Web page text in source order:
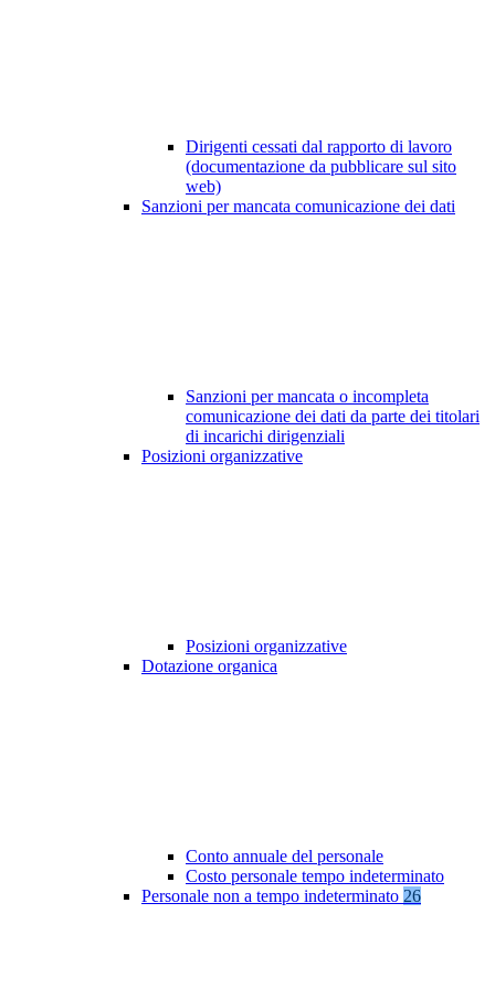
Dirigenti cessati dal rapporto di lavoro
(documentazione da pubblicare sul sito
web)
Sanzioni per mancata comunicazione dei dati
Sanzioni per mancata o incompleta
comunicazione dei dati da parte dei titolari
di incarichi dirigenziali
Posizioni organizzative
Posizioni organizzative
Dotazione organica
Conto annuale del personale
Costo personale tempo indeterminato
Personale non a tempo indeterminato 26